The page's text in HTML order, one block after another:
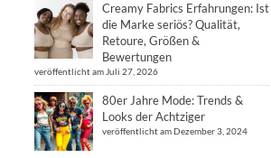
Creamy Fabrics Erfahrungen: Ist
die Marke seriös? Qualität,
Retoure, Größen &
Bewertungen
veröffentlicht am Juli 27, 2026
80er Jahre Mode: Trends &
Looks der Achtziger
veröffentlicht am Dezember 3, 2024